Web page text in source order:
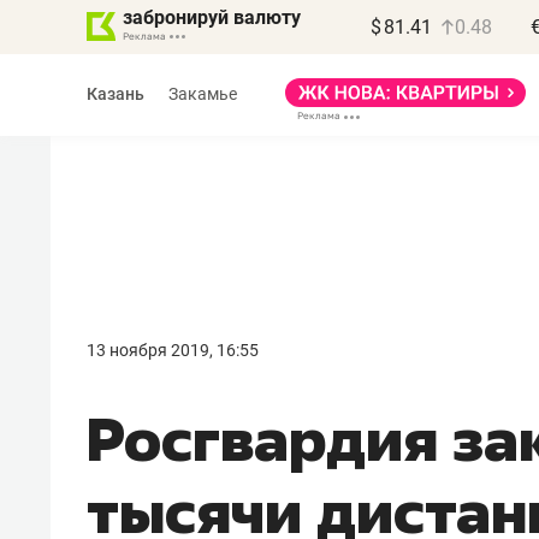
забронируй валюту $ 81.41 0.48
Казань Закамье
13 ноября 2019, 16:55
Росгвардия
тысячи
правил, бизнес может
потерять минимум